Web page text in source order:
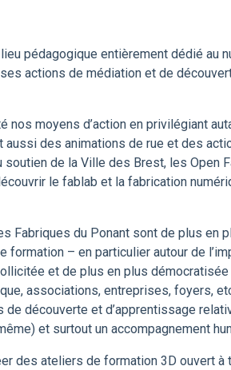
pédagogique entièrement dédié au
actions de médiation et de
nos moyens d’action en privilégiant
des animations de rue et des
soutien de la Ville des Brest, les Open
le fablab et la fabrication
Fabriques du Ponant sont de plus en
– en particulier autour de
et de plus en plus
associations, entreprises, foyers,
de découverte et d’apprentissage
et surtout un accompagnement
des ateliers de formation 3D ouvert à